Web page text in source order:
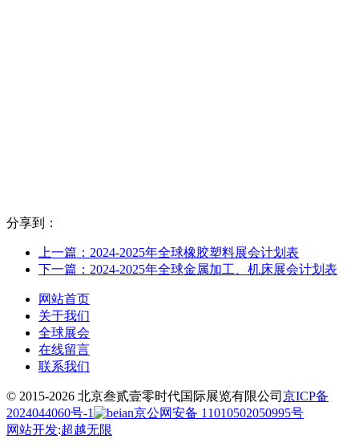
分享到：
上一篇：2024-2025年全球橡胶塑料展会计划表
下一篇：2024-2025年全球金属加工、机床展会计划表
网站首页
关于我们
全球展会
在线留言
联系我们
© 2015-2026 北京叁贰壹零时代国际展览有限公司 京ICP备
2024044060号-1
京公网安备 11010502050995号
网站开发:超越无限